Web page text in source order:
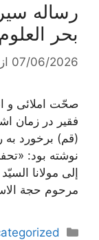
رساله
بحر
07/06/2026 از
صحّت املائی و
فقیر در زمان
(قم) برخورد
نوشته بود:
إلى مولانا
مرحوم حجة
دسته‌ها